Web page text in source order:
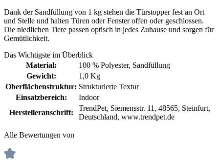
Dank der Sandfüllung von 1 kg stehen die Türstopper fest an Ort
und Stelle und halten Türen oder Fenster offen oder geschlossen.
Die niedlichen Tiere passen optisch in jedes Zuhause und sorgen für
Gemütlichkeit.
Das Wichtigste im Überblick
Material:
100 % Polyester, Sandfüllung
Gewicht:
1,0 Kg
Oberflächenstruktur: Strukturierte Textur
Einsatzbereich:
Indoor
Herstelleranschrift:
TrendPet, Siemensstr. 11, 48565, Steinfurt,
Deutschland, www.trendpet.de
Alle Bewertungen von